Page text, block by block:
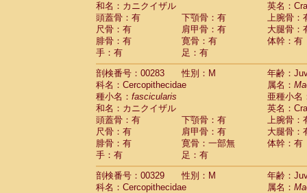
和名：カニクイザル
英名：
頭蓋骨：有
下顎骨：有
上腕骨：
尺骨：有
肩甲骨：有
大腿骨：
腓骨：有
寛骨：有
体幹：有
手：有
足：有
剖検番号：00283
性別：M
年齢：
科名：Cercopithecidae
属名：
種小名： fascicularis
亜種小名
和名：カニクイザル
英名：
頭蓋骨：有
下顎骨：有
上腕骨：
尺骨：有
肩甲骨：有
大腿骨：
腓骨：有
寛骨：一部無
体幹：有
手：有
足：有
剖検番号：00329
性別：M
年齢：
科名：Cercopithecidae
属名：